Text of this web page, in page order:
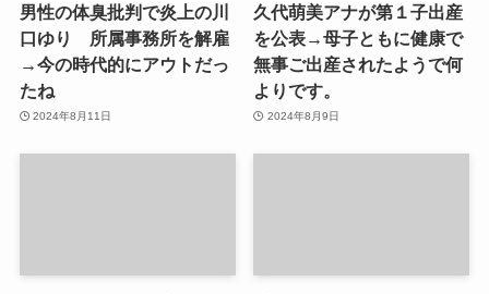
男性の体臭批判で炎上の川
口ゆり 所属事務所を解雇
→今の時代的にアウトだっ
たね
2024年8月11日
久代萌美アナが第１子出産
を公表→母子ともに健康で
無事ご出産されたようで何
よりです。
2024年8月9日